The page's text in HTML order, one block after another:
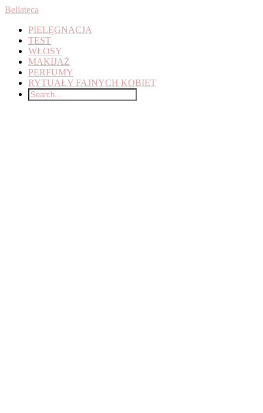
Bellateca
PIELĘGNACJA
TEST
WŁOSY
MAKIJAŻ
PERFUMY
RYTUAŁY FAJNYCH KOBIET